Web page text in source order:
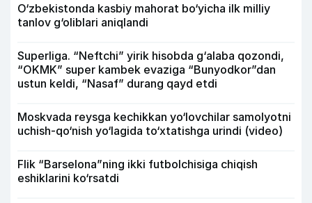
O‘zbekistonda kasbiy mahorat bo‘yicha ilk milliy
tanlov g‘oliblari aniqlandi
Superliga. “Neftchi” yirik hisobda g‘alaba qozondi,
“OKMK” super kambek evaziga “Bunyodkor”dan
ustun keldi, “Nasaf” durang qayd etdi
Moskvada reysga kechikkan yo‘lovchilar samolyotni
uchish-qo‘nish yo‘lagida to‘xtatishga urindi (video)
Flik “Barselona”ning ikki futbolchisiga chiqish
eshiklarini ko‘rsatdi